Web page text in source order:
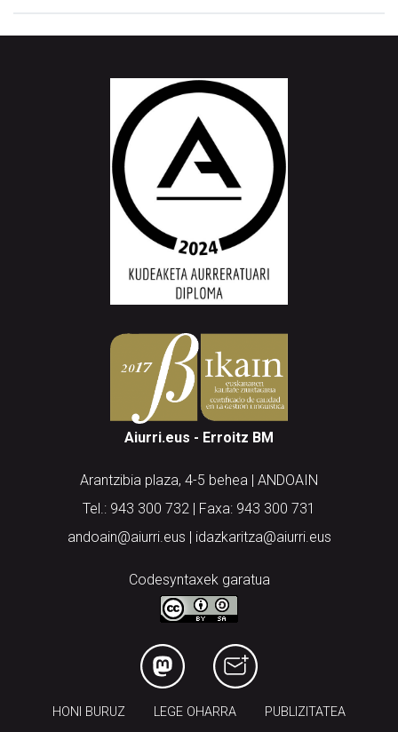
Aiurri.eus - Erroitz BM
Arantzibia plaza, 4-5 behea | ANDOAIN
Tel.: 943 300 732 | Faxa: 943 300 731
andoain@aiurri.eus | idazkaritza@aiurri.eus
Codesyntaxek garatua
HONI BURUZ LEGE OHARRA PUBLIZITATEA